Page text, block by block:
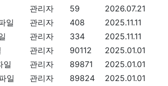
관리자 59
2026.07.21
관리자 408
2025.11.11
관리자 334
2025.11.11
관리자 90112
2025.01.01
관리자 89871
2025.01.01
관리자 89824
2025.01.01